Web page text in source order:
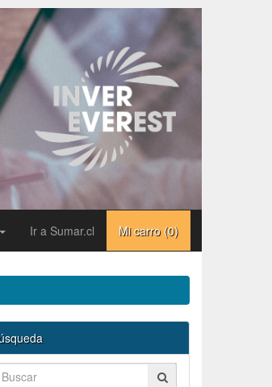
Mi carro (0)
Ir a Sumar.cl